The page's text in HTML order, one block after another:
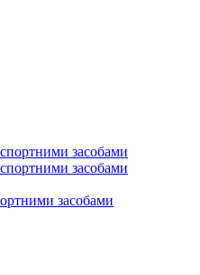
засобами